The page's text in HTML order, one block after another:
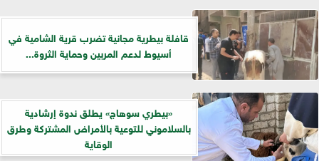
قافلة بيطرية مجانية تضرب قرية الشامية في
أسيوط لدعم المربين وحماية الثروة...
«بيطري سوهاج» يطلق ندوة إرشادية
بالسلاموني للتوعية بالأمراض المشتركة وطرق
الوقاية